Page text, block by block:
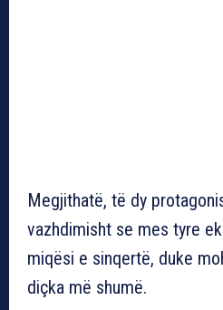
Megjithatë, të dy
vazhdimisht se mes tyre
miqësi e sinqertë, duke
diçka më shumë.